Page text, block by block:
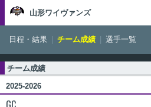
山形ワイヴァンズ
日程・結果 チーム成績 選手一覧
チーム成績
2025-2026